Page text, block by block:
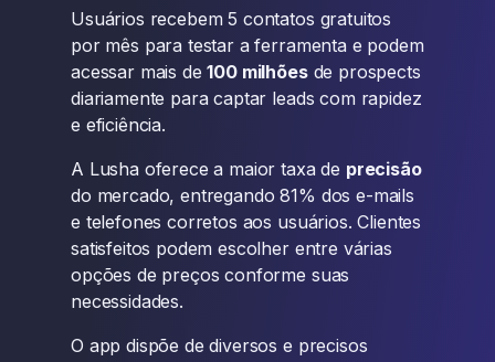
Usuários recebem 5 contatos gratuitos
por mês para testar a ferramenta e podem
acessar mais de100 milhõesde prospects
diariamente para captar leads com rapidez
e eficiência.
A Lusha oferece a maior taxa de precisão
do mercado, entregando 81% dos e-mails
e telefones corretos aos usuários. Clientes
satisfeitos podem escolher entre várias
opções de preços conforme suas
necessidades.
O app dispõe de diversos e precisos